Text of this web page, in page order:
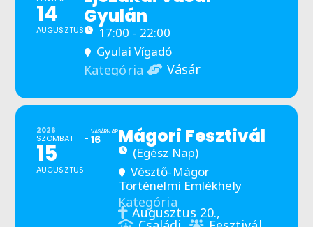
14
AUGUSZTUS
Gyulán
17:00 - 22:00
Gyulai Vígadó
Kategória Vásár
2026
SZOMBAT
15
AUGUSZTUS
VASÁRNAP
16 Mágori Fesztivál
(Egész Nap)
Vésztő-Mágor
Történelmi Emlékhely
Kategória
Augusztus 20.,